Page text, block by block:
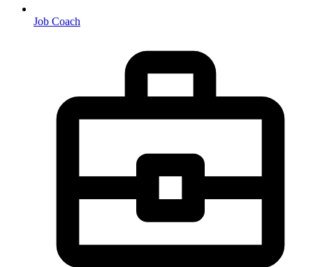
Job Coach